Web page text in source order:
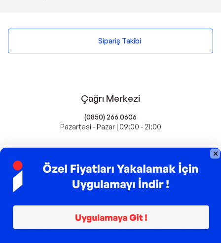
Popüler Markalar
Farmasi
Xiaomi
Lavazza
Fashcolle
Pro Plan
Sipariş Takibi
Çağrı Merkezi
(0850) 266 0606
Pazartesi - Pazar | 09:00 - 21:00